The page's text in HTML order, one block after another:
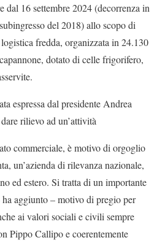
dal 16 settembre 2024 (decorrenza in
del 2018) allo scopo di
fredda, organizzata in 24.130
dotato di celle frigorifero,
espressa dal presidente Andrea
rilievo ad un’attività
commerciale, è motivo di orgoglio
un’azienda di rilevanza nazionale,
ed estero. Si tratta di un importante
aggiunto – motivo di pregio per
ai valori sociali e civili sempre
Pippo Callipo e coerentemente